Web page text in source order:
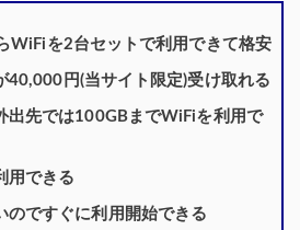
WiFiを2台セットで利用できて格安
40,000円(当サイト限定)受け取れる
出先では100GBまでWiFiを利用で
用できる
のですぐに利用開始できる